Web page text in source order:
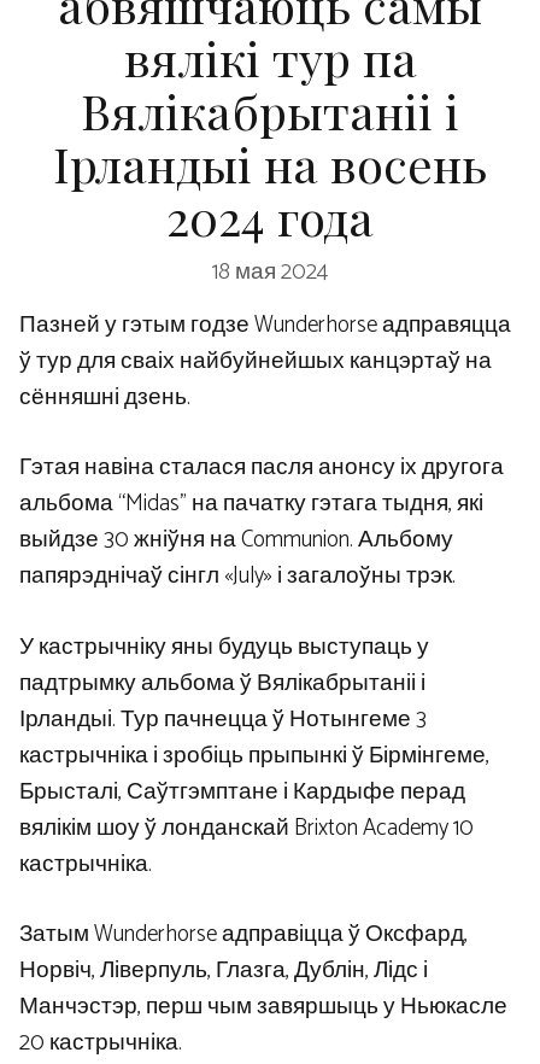
вялікі тур па
Вялікабрытаніі і
Ірландыі на восень
2024 года
18 мая 2024
Пазней у гэтым годзе Wunderhorse адправяцца
ў тур для сваіх найбуйнейшых канцэртаў на
сённяшні дзень.
Гэтая навіна сталася пасля анонсу іх другога
альбома “Midas” на пачатку гэтага тыдня, які
выйдзе 30 жніўня на Communion. Альбому
папярэднічаў сінгл «July» і загалоўны трэк.
У кастрычніку яны будуць выступаць у
падтрымку альбома ў Вялікабрытаніі і
Ірландыі. Тур пачнецца ў Нотынгеме 3
кастрычніка і зробіць прыпынкі ў Бірмінгеме,
Брысталі, Саўтгэмптане і Кардыфе перад
вялікім шоу ў лонданскай Brixton Academy 10
кастрычніка.
Затым Wunderhorse адправіцца ў Оксфард,
Норвіч, Ліверпуль, Глазга, Дублін, Лідс і
Манчэстэр, перш чым завяршыць у Ньюкасле
20 кастрычніка.